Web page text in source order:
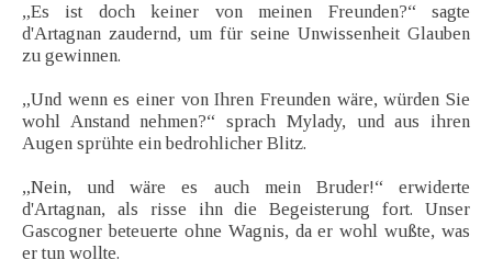
„Es ist doch keiner von meinen Freunden?“ sagte
d'Artagnan zaudernd, um für seine Unwissenheit Glauben
zu gewinnen.
„Und wenn es einer von Ihren Freunden wäre, würden Sie
wohl Anstand nehmen?“ sprach Mylady, und aus ihren
Augen sprühte ein bedrohlicher Blitz.
„Nein, und wäre es auch mein Bruder!“ erwiderte
d'Artagnan, als risse ihn die Begeisterung fort. Unser
Gascogner beteuerte ohne Wagnis, da er wohl wußte, was
er tun wollte.